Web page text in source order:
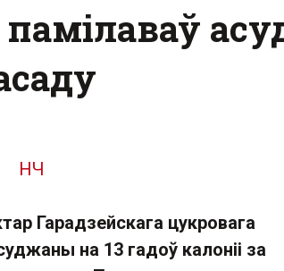
НЧ
Гарадзейскага цукровага
на 13 гадоў калоніі за